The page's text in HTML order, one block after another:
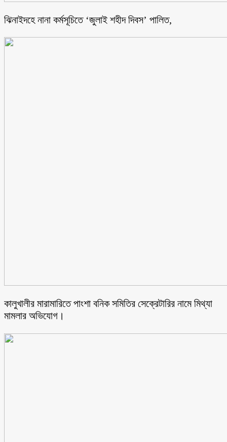
ঝিনাইদহে নানা কর্মসূচিতে ‘জুলাই শহীদ দিবস’ পালিত,
কালুখালীর মারামারিতে পাংশা বনিক সমিতির সেক্রেটারির নামে মিথ্যা
মামলার অভিযোগ।